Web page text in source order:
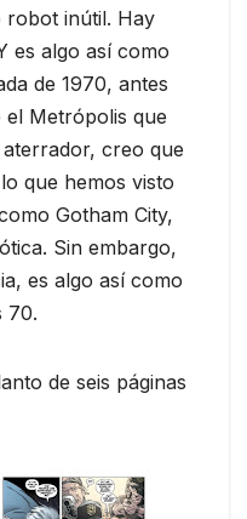
robot inútil. Hay
es algo así como
de 1970, antes
el Metrópolis que
creo que
que hemos visto
Gotham City,
Sin embargo,
es algo así como
70.
de seis páginas